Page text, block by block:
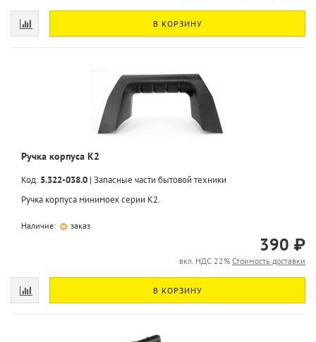
В КОРЗИНУ
Ручка корпуса K2
Код: 5.322-038.0 | Запасные части бытовой техники
Ручка корпуса минимоек серии K2.
Наличие: заказ
390 ₽
вкл. НДС 22% Стоимость доставки
В КОРЗИНУ